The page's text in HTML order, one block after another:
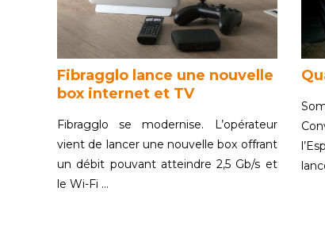
Fibragglo lance une nouvelle
box internet et TV
Fibragglo se modernise. L’opérateur
vient de lancer une nouvelle box offrant
un débit pouvant atteindre 2,5 Gb/s et
le Wi-Fi …